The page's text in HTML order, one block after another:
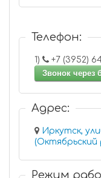
Телефон:
1)
+7
Звонок через
Адрес:
Иркутск,
(Октябрьский
Режим